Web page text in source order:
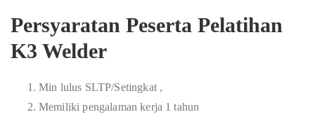
Persyaratan Peserta Pelatihan
K3 Welder
Min lulus SLTP/Setingkat ,
Memiliki pengalaman kerja 1 tahun